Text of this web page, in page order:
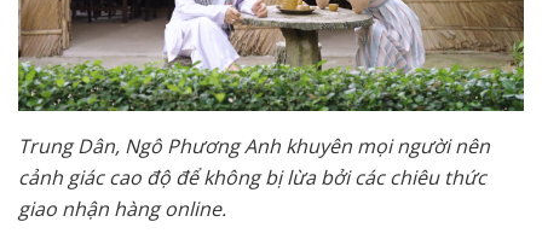
Trung Dân, Ngô Phương Anh khuyên mọi người nên
cảnh giác cao độ để không bị lừa bởi các chiêu thức
giao nhận hàng online.